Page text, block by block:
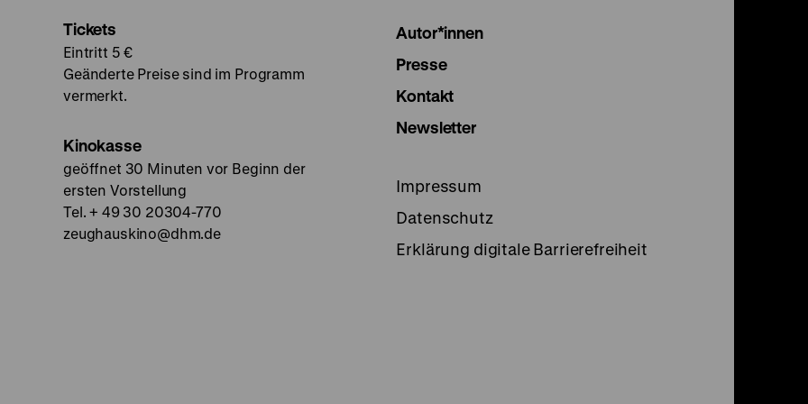
Tickets
Eintritt 5 €
Geänderte Preise sind im Programm
vermerkt.
Kinokasse
geöffnet 30 Minuten vor Beginn der
ersten Vorstellung
Tel. + 49 30 20304-770
zeughauskino@dhm.de
Autor*innen
Presse
Kontakt
Newsletter
Impressum
Datenschutz
Erklärung digitale Barrierefreiheit